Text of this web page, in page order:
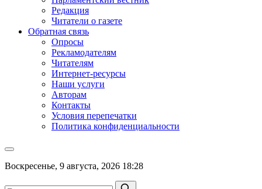
Редакция
Читатели о газете
Обратная связь
Опросы
Рекламодателям
Читателям
Интернет-ресурсы
Наши услуги
Авторам
Контакты
Условия перепечатки
Политика конфиденциальности
Воскресенье, 9 августа, 2026 18:28